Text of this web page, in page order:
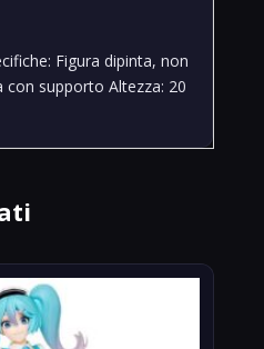
Figura dipinta, non
supporto Altezza: 20